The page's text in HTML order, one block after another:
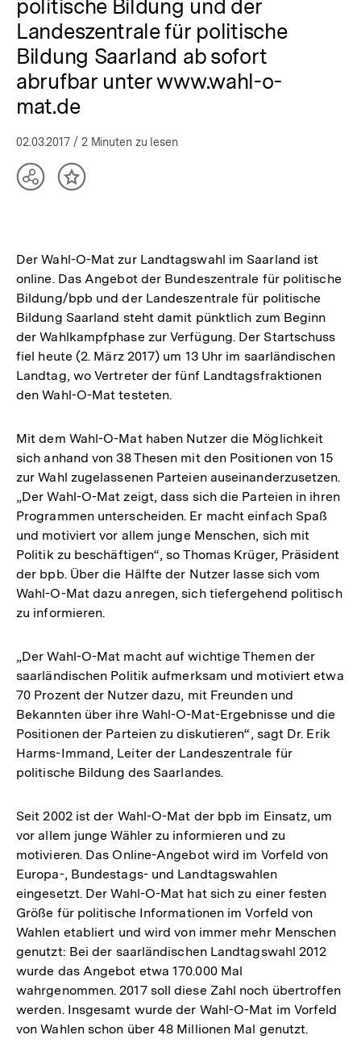
politische Bildung und der
Landeszentrale für politische
Bildung Saarland ab sofort
abrufbar unter www.wahl-o-
mat.de
02.03.2017 / 2 Minuten zu lesen
TeilenInhalt
Der Wahl-O-Mat zur Landtagswahl im Saarland ist
online. Das Angebot der Bundeszentrale für politische
Bildung/bpb und der Landeszentrale für politische
Bildung Saarland steht damit pünktlich zum Beginn
der Wahlkampfphase zur Verfügung. Der Startschuss
fiel heute (2. März 2017) um 13 Uhr im saarländischen
Landtag, wo Vertreter der fünf Landtagsfraktionen
den Wahl-O-Mat testeten.
Mit dem Wahl-O-Mat haben Nutzer die Möglichkeit
sich anhand von 38 Thesen mit den Positionen von 15
zur Wahl zugelassenen Parteien auseinanderzusetzen.
„Der Wahl-O-Mat zeigt, dass sich die Parteien in ihren
Programmen unterscheiden. Er macht einfach Spaß
und motiviert vor allem junge Menschen, sich mit
Politik zu beschäftigen“, so Thomas Krüger, Präsident
der bpb. Über die Hälfte der Nutzer lasse sich vom
Wahl-O-Mat dazu anregen, sich tiefergehend politisch
zu informieren.
„Der Wahl-O-Mat macht auf wichtige Themen der
saarländischen Politik aufmerksam und motiviert etwa
70 Prozent der Nutzer dazu, mit Freunden und
Bekannten über ihre Wahl-O-Mat-Ergebnisse und die
Positionen der Parteien zu diskutieren“, sagt Dr. Erik
Harms-Immand, Leiter der Landeszentrale für
politische Bildung des Saarlandes.
Seit 2002 ist der Wahl-O-Mat der bpb im Einsatz, um
vor allem junge Wähler zu informieren und zu
motivieren. Das Online-Angebot wird im Vorfeld von
Europa-, Bundestags- und Landtagswahlen
eingesetzt. Der Wahl-O-Mat hat sich zu einer festen
Größe für politische Informationen im Vorfeld von
Wahlen etabliert und wird von immer mehr Menschen
genutzt: Bei der saarländischen Landtagswahl 2012
wurde das Angebot etwa 170.000 Mal
wahrgenommen. 2017 soll diese Zahl noch übertroffen
werden. Insgesamt wurde der Wahl-O-Mat im Vorfeld
von Wahlen schon über 48 Millionen Mal genutzt.